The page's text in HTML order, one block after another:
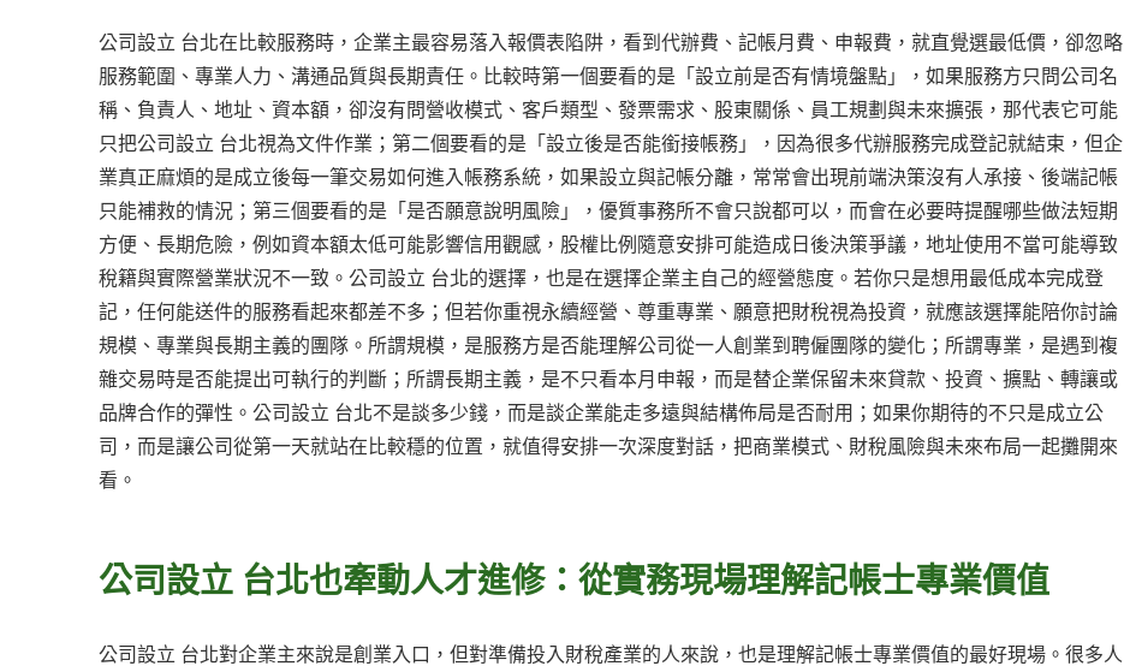
公司設立 台北在比較服務時，企業主最容易落入報價表陷阱，看到代辦費、記帳月費、申報費，就直覺選最低價，卻忽略
服務範圍、專業人力、溝通品質與長期責任。比較時第一個要看的是「設立前是否有情境盤點」，如果服務方只問公司名
稱、負責人、地址、資本額，卻沒有問營收模式、客戶類型、發票需求、股東關係、員工規劃與未來擴張，那代表它可能
只把公司設立 台北視為文件作業；第二個要看的是「設立後是否能銜接帳務」，因為很多代辦服務完成登記就結束，但企
業真正麻煩的是成立後每一筆交易如何進入帳務系統，如果設立與記帳分離，常常會出現前端決策沒有人承接、後端記帳
只能補救的情況；第三個要看的是「是否願意說明風險」，優質事務所不會只說都可以，而會在必要時提醒哪些做法短期
方便、長期危險，例如資本額太低可能影響信用觀感，股權比例隨意安排可能造成日後決策爭議，地址使用不當可能導致
稅籍與實際營業狀況不一致。公司設立 台北的選擇，也是在選擇企業主自己的經營態度。若你只是想用最低成本完成登
記，任何能送件的服務看起來都差不多；但若你重視永續經營、尊重專業、願意把財稅視為投資，就應該選擇能陪你討論
規模、專業與長期主義的團隊。所謂規模，是服務方是否能理解公司從一人創業到聘僱團隊的變化；所謂專業，是遇到複
雜交易時是否能提出可執行的判斷；所謂長期主義，是不只看本月申報，而是替企業保留未來貸款、投資、擴點、轉讓或
品牌合作的彈性。公司設立 台北不是談多少錢，而是談企業能走多遠與結構佈局是否耐用；如果你期待的不只是成立公
司，而是讓公司從第一天就站在比較穩的位置，就值得安排一次深度對話，把商業模式、財稅風險與未來布局一起攤開來
看。
公司設立 台北也牽動人才進修：從實務現場理解記帳士專業價值
公司設立 台北對企業主來說是創業入口，但對準備投入財稅產業的人來說，也是理解記帳士專業價值的最好現場。很多人